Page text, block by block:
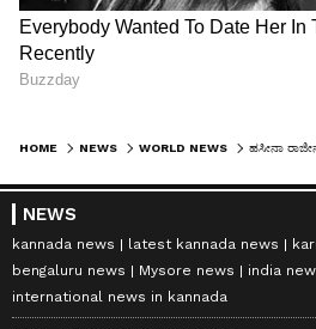
HOME NEWS WORLD NEWS
NEWS
kannada news latest kannada news
bengaluru news
Mysore news
india
international news in kannada